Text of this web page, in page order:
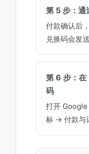
第 5 步：通
付款确认后
兑换码会发
第 6 步：
码
打开
标 → 付款与